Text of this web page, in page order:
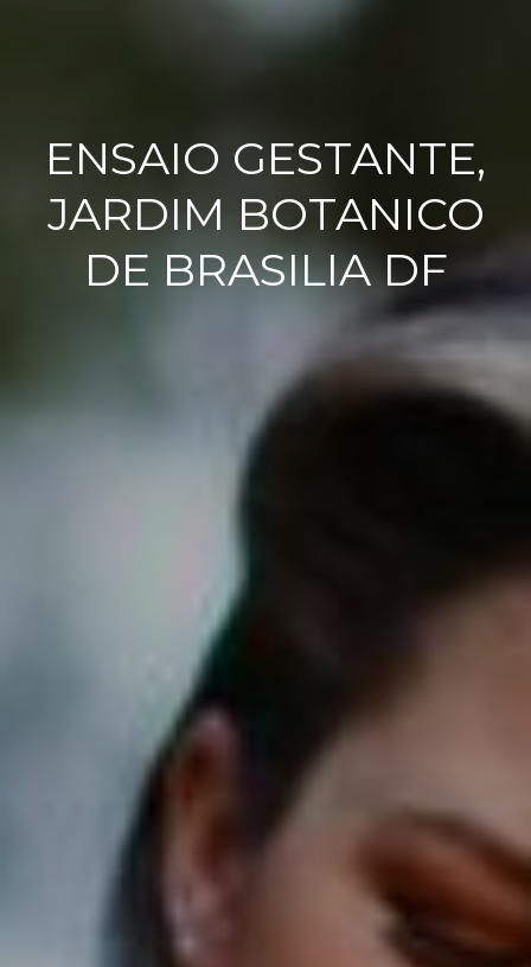
ENSAIO GESTANTE,
JARDIM BOTANICO
DE BRASILIA DF